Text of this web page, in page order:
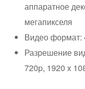
аппаратное
мегапикселя
Видео формат:
Разрешение
720p, 1920 x